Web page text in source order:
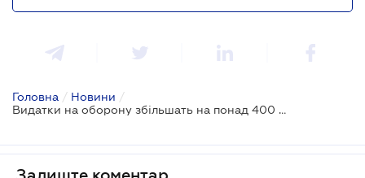
Головна / Новини /
Видатки на оборону збільшать на понад 400 млрд грн: Закон прийнято